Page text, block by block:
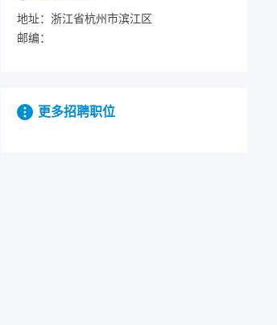
地址： 浙江省杭州市滨江区
邮编：
更多招聘职位